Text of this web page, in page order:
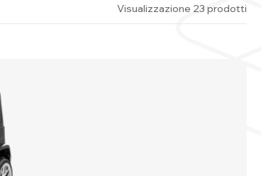
Visualizzazione 23 prodotti